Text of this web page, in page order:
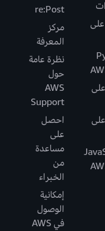
.NET على
Java على
PHP على
re:Post
مركز
المعرفة
نظرة عامة
حول
AWS
Support
احصل
على
مساعدة
من
الخبراء
إمكانية
الوصول
في AWS